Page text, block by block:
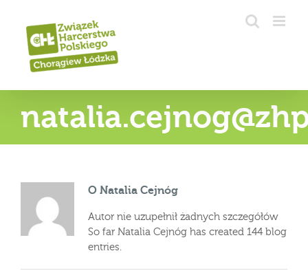
zawartości
O Natalia Cejnóg
Autor nie uzupełnił żadnych szczegółów
So far Natalia Cejnóg has created 144 blog
entries.